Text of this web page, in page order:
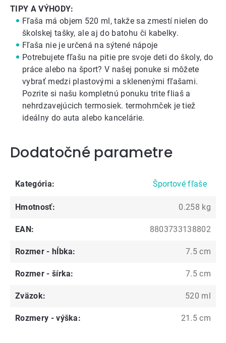
TIPY A VÝHODY:
Fľaša má objem 520 ml, takže sa zmestí nielen do
školskej tašky, ale aj do batohu či kabelky.
Fľaša nie je určená na sýtené nápoje
Potrebujete fľašu na pitie pre svoje deti do školy, do
práce alebo na šport? V našej ponuke si môžete
vybrať medzi plastovými asklenenými fľašami.
Pozrite si našu kompletnú ponuku trite fliaš a
nehrdzavejúcich termosiek. termohrnček je tiež
ideálny do auta alebo kancelárie.
Dodatočné parametre
Kategória: Športové fľaše
Hmotnosť: 0.258 kg
EAN: 8803733138802
Rozmer - hĺbka: 7.5 cm
Rozmer - šírka: 7.5 cm
Zväzok: 520 ml
Rozmery - výška: 21.5 cm